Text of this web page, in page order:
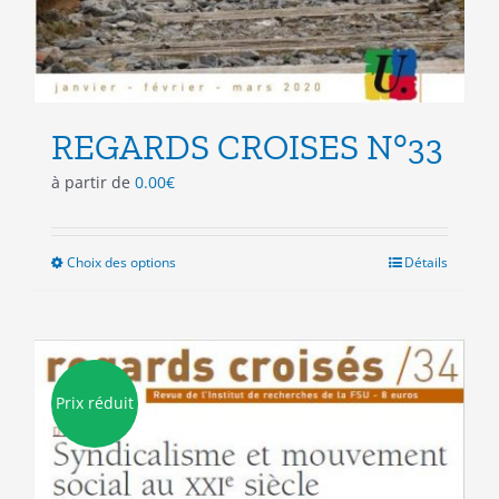
REGARDS CROISES N°33
à partir de 0.00€
Choix des optionsCe
plusieurs
variations.
Les
options
être
choisies
Détails
Prix réduit